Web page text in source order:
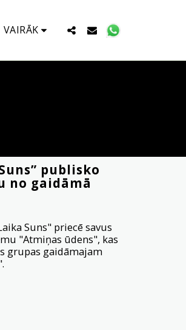
VAIRĀK
publisko
no gaidāmā
Suns" priecē savus
"Atmiņas ūdens", kas
grupas gaidāmajam